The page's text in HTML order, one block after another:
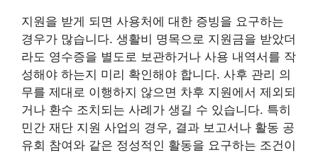
지원을 받게 되면 사용처에 대한 증빙을 요구하는
경우가 많습니다. 생활비 명목으로 지원금을 받았더
라도 영수증을 별도로 보관하거나 사용 내역서를 작
성해야 하는지 미리 확인해야 합니다. 사후 관리 의
무를 제대로 이행하지 않으면 차후 지원에서 제외되
거나 환수 조치되는 사례가 생길 수 있습니다. 특히
민간 재단 지원 사업의 경우, 결과 보고서나 활동 공
유회 참여와 같은 정성적인 활동을 요구하는 조건이